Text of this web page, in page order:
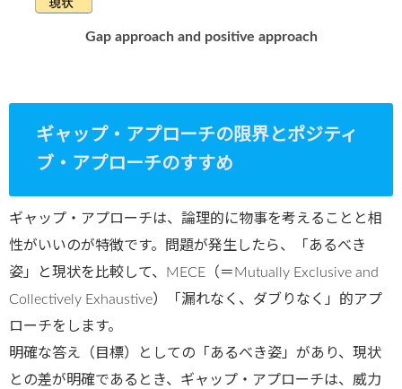
Gap approach and positive approach
ギャップ・アプローチの限界とポジティ
ブ・アプローチのすすめ
ギャップ・アプローチは、論理的に物事を考えることと相
性がいいのが特徴です。問題が発生したら、「あるべき
姿」と現状を比較して、MECE（＝Mutually Exclusive and
Collectively Exhaustive）「漏れなく、ダブりなく」的アプ
ローチをします。
明確な答え（目標）としての「あるべき姿」があり、現状
との差が明確であるとき、ギャップ・アプローチは、威力